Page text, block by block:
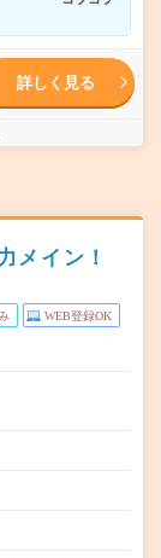
詳しく見る
メイン！
WEB登録OK